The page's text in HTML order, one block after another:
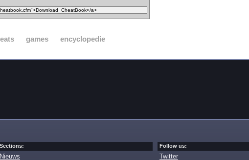
games encyclopedie
Sections:
Nieuws
Follow us:
Twitter